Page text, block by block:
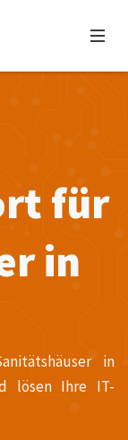
für
in
in
lösen Ihre IT-